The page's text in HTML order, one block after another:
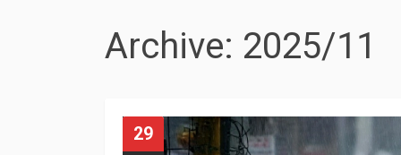
Archive: 2025/11
29